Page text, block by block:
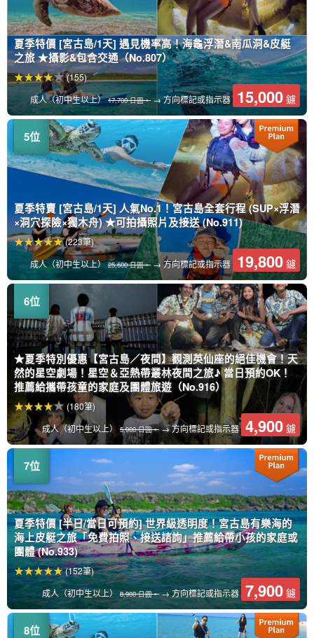
夏季特價 [宮古島/1天] 遇見機率高！海龜浮潛&南瓜洞&皮艇
之旅 ★攝影&包含交通（No.807）
成人（初中生以上）17,700 日圓。→ 方向標記或指示器 15,000 鑢
(155)
夏季特賣 [宮古島/1天] 人氣No.1！宮古島全套行程 (SUP×浮潛
×洞穴探險×獨木舟) ★可拍攝照片及接送 (No.911)
成人（初中生以上）25,600 日圓。→ 方向標記或指示器 19,800 鑢
(223筆)
★夏季特別優惠【宮古島／夜間】觀測英仙座的絕佳機會！天
然的星空劇場！星空＆亞熱帶叢林夜間之旅♪ 當日預約OK！
推薦給攜帶孩童的家庭及團體旅遊（No.916）
成人（初中生以上） 5,900 日圓。→ 方向標記或指示器 4,900 鑢
(180筆)
夏季特價 [半日/當日可預約] 世界級透明度！宮古島有樂海的
海上皮艇之旅「免費拍照、接送諮詢」推薦給帶小孩的家庭或
團體 (No.933)
成人（初中生以上）8,900 日圓。→ 方向標記或指示器 7,900 鑢
(152筆)